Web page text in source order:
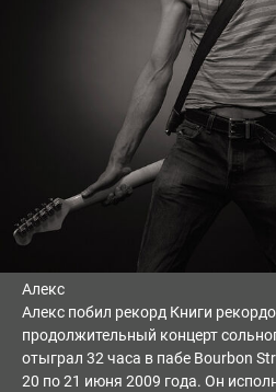
Алекс
Алекс побил рекорд Книги
продолжительный концерт
отыграл 32 часа в пабе Bourbon
20 по 21 июня 2009 года. Он